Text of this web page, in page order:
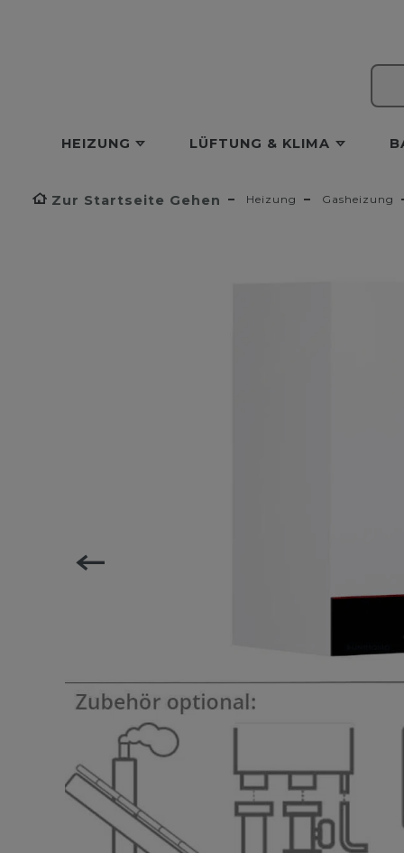
HEIZUNG LÜFTUNG & KLIMA
Zur Startseite Gehen Heizung Gasheizung